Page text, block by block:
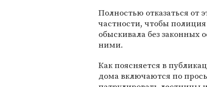
Полностью отказаться от
частности, чтобы
обыскивала без
ними.
Как поясняется в
дома включаются по